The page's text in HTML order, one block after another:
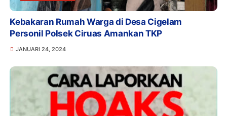
Kebakaran Rumah Warga di Desa Cigelam
Personil Polsek Ciruas Amankan TKP
JANUARI 24, 2024